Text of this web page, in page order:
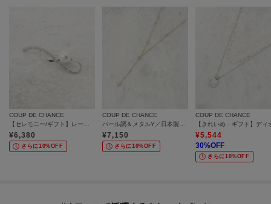
COUP DE CHANCE
¥6,380
さらに10%OFF
COUP DE CHANCE
¥7,150
さらに10%OFF
COUP DE CHANCE
¥5,544
30%OFF
さらに10%OFF